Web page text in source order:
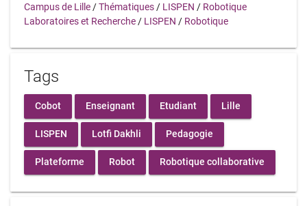
Campus de Lille /Thématiques / LISPEN / Robotique
Laboratoires et Recherche / LISPEN / Robotique
Tags
Cobot Enseignant Etudiant Lille
LISPEN Lotfi Dakhli Pedagogie
Plateforme Robot Robotique collaborative